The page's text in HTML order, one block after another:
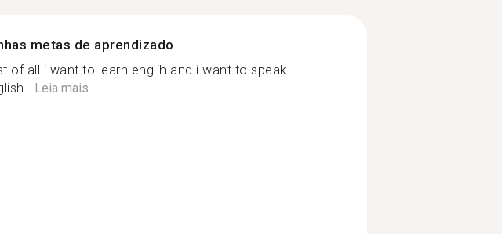
metas de aprendizado
of all i want to learn englih and i want to speak
Leia mais